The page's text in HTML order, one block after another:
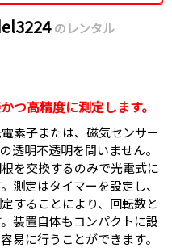
のレンタル
つ高精度に測定します。
素子または、磁気センサー
透明不透明を問いません。
を交換するのみで光電式に
測定はタイマーを設定し、
することにより、回転数と
装置自体もコンパクトに設
易に行うことができます。